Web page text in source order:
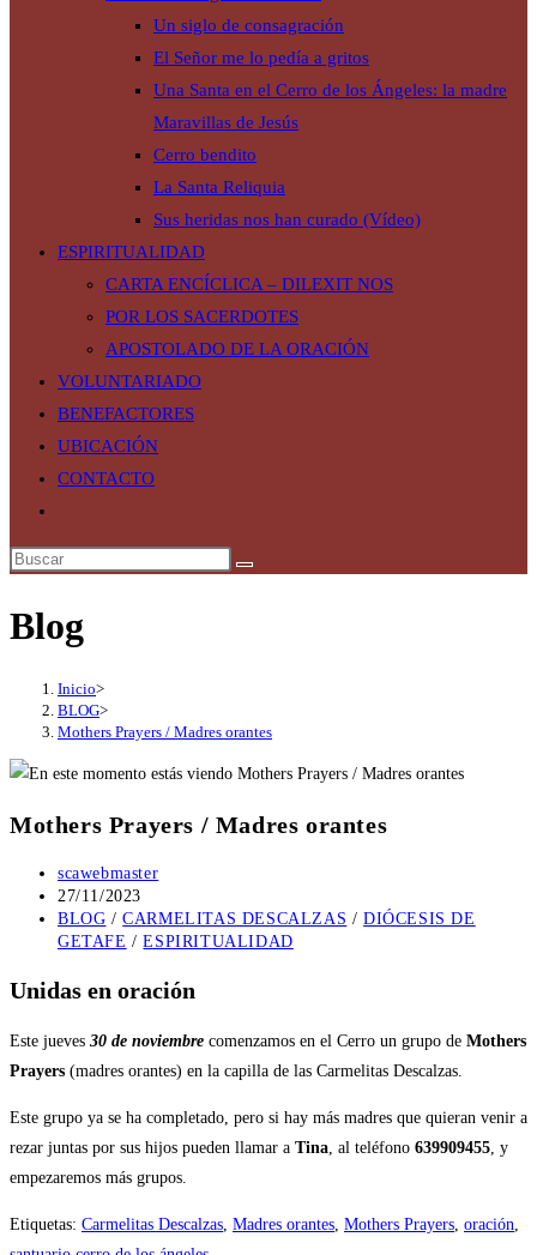
Un siglo de consagración
El Señor me lo pedía a gritos
Una Santa en el Cerro de los Ángeles: la madre
Maravillas de Jesús
Cerro bendito
La Santa Reliquia
Sus heridas nos han curado (Vídeo)
ESPIRITUALIDAD
CARTA ENCÍCLICA – DILEXIT NOS
POR LOS SACERDOTES
APOSTOLADO DE LA ORACIÓN
VOLUNTARIADO
BENEFACTORES
UBICACIÓN
CONTACTO
de
web
Blog
Inicio>
BLOG>
Mothers Prayers / Madres orantes
Mothers Prayers / Madres orantes
Autor
de
la
entrada:
scawebmaster
Publicación
de
la
27/11/2023
Categoría
de
entrada:
BLOG / CARMELITAS DESCALZAS / DIÓCESIS DE
GETAFE / ESPIRITUALIDAD
Unidas en oración
Este jueves 30 de noviembre comenzamos en el Cerro un grupo de Mothers
Prayers (madres orantes) en la capilla de las Carmelitas Descalzas.
Este grupo ya se ha completado, pero si hay más madres que quieran venir a
rezar juntas por sus hijos pueden llamar a Tina, al teléfono 639909455, y
empezaremos más grupos.
Etiquetas: Carmelitas Descalzas, Madres orantes, Mothers Prayers, oración,